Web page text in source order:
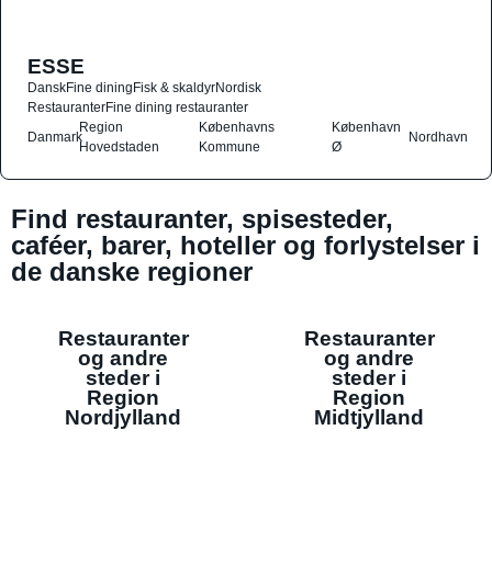
ESSE
DanskFine diningFisk & skaldyrNordisk
RestauranterFine dining restauranter
Danmark
Region
Hovedstaden
Københavns
Kommune
København
Ø
Nordhavn
Find restauranter, spisesteder,
caféer, barer, hoteller og forlystelser i
de danske regioner
Restauranter
og andre
steder i
Region
Nordjylland
Restauranter
og andre
steder i
Region
Midtjylland